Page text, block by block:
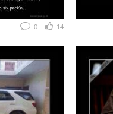
0 14